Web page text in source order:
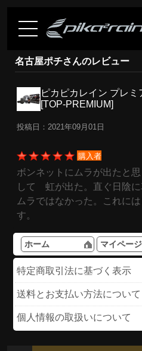
名古屋ポチさんのレビュー
ピカピカレイン プレミ
[TOP-PREMIUM]
投稿日：2021年09月01日
購入者
ボンネットにムラが出たと
して 虹が出た。直ぐ日陰に
ムラではなかった。これに
す。
ホーム マイページ
特定商取引法に基づく表示
送料とお支払い方法について
個人情報の取扱いについて